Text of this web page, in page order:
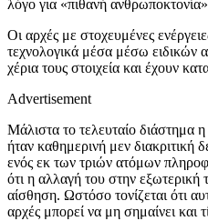
λόγο για «πιθανή
Οι αρχές με στοχευμένες
τεχνολογικά μέσα μέσω ειδικών
χέρια τους στοιχεία και έχουν
Advertisement
Μάλιστα το τελευταίο διάστημα
ήταν καθημερινή μεν
ενός εκ των τριών ατόμων
ότι η αλλαγή του στην
αίσθηση. Ωστόσο τονίζεται ότι
αρχές μπορεί να μη σημαίνει και